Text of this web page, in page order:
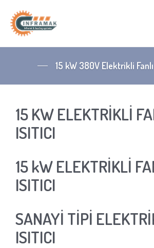
15 kW 380V Elektrikli Fanlı
15 KW ELEKTRİKLİ
ISITICI
15 kW ELEKTRİKLİ
ISITICI
SANAYİ TİPİ
ISITICI